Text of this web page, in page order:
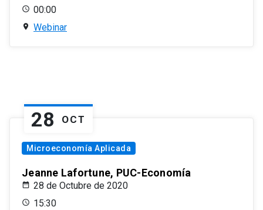
00:00
Webinar
28 OCT
Microeconomía Aplicada
Jeanne Lafortune, PUC-Economía
28 de Octubre de 2020
15:30